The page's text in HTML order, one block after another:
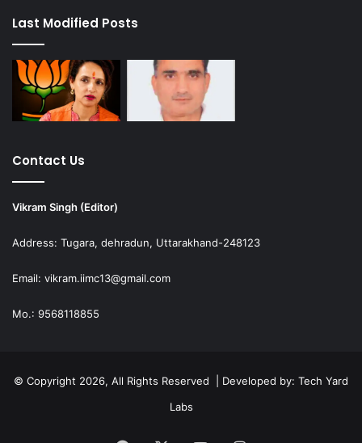
Last Modified Posts
Contact Us
Vikram Singh (Editor)
Address: Tugara, dehradun, Uttarakhand-248123
Email: vikram.iimc13@gmail.com
Mo.: 9568118855
© Copyright 2026, All Rights Reserved | Developed by: Tech Yard
Labs